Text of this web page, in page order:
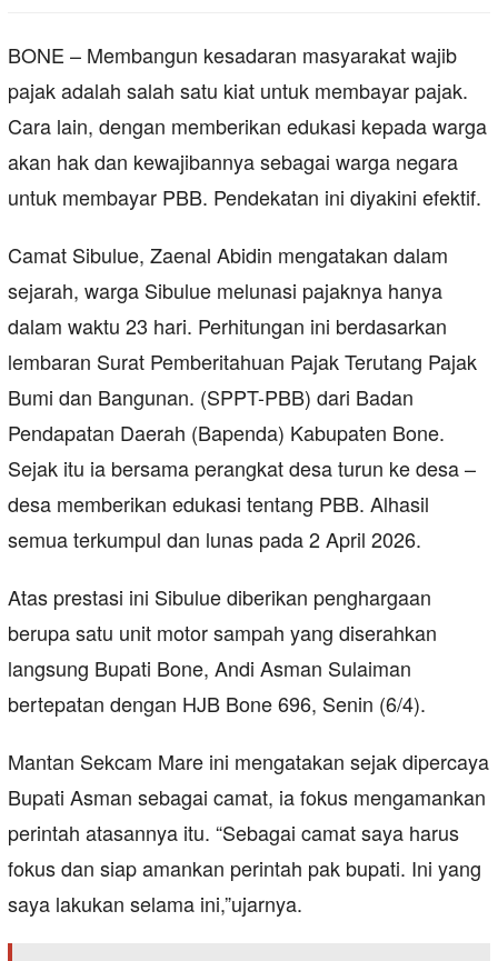
BONE – Membangun kesadaran masyarakat wajib
pajak adalah salah satu kiat untuk membayar pajak.
Cara lain, dengan memberikan edukasi kepada warga
akan hak dan kewajibannya sebagai warga negara
untuk membayar PBB. Pendekatan ini diyakini efektif.
Camat Sibulue, Zaenal Abidin mengatakan dalam
sejarah, warga Sibulue melunasi pajaknya hanya
dalam waktu 23 hari. Perhitungan ini berdasarkan
lembaran Surat Pemberitahuan Pajak Terutang Pajak
Bumi dan Bangunan. (SPPT-PBB) dari Badan
Pendapatan Daerah (Bapenda) Kabupaten Bone.
Sejak itu ia bersama perangkat desa turun ke desa –
desa memberikan edukasi tentang PBB. Alhasil
semua terkumpul dan lunas pada 2 April 2026.
Atas prestasi ini Sibulue diberikan penghargaan
berupa satu unit motor sampah yang diserahkan
langsung Bupati Bone, Andi Asman Sulaiman
bertepatan dengan HJB Bone 696, Senin (6/4).
Mantan Sekcam Mare ini mengatakan sejak dipercaya
Bupati Asman sebagai camat, ia fokus mengamankan
perintah atasannya itu. “Sebagai camat saya harus
fokus dan siap amankan perintah pak bupati. Ini yang
saya lakukan selama ini,”ujarnya.